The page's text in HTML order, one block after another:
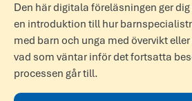
Den här digitala föreläsningen ger
en introduktion till hur
med barn och unga med övervikt
vad som väntar inför det fortsatta
processen går till.